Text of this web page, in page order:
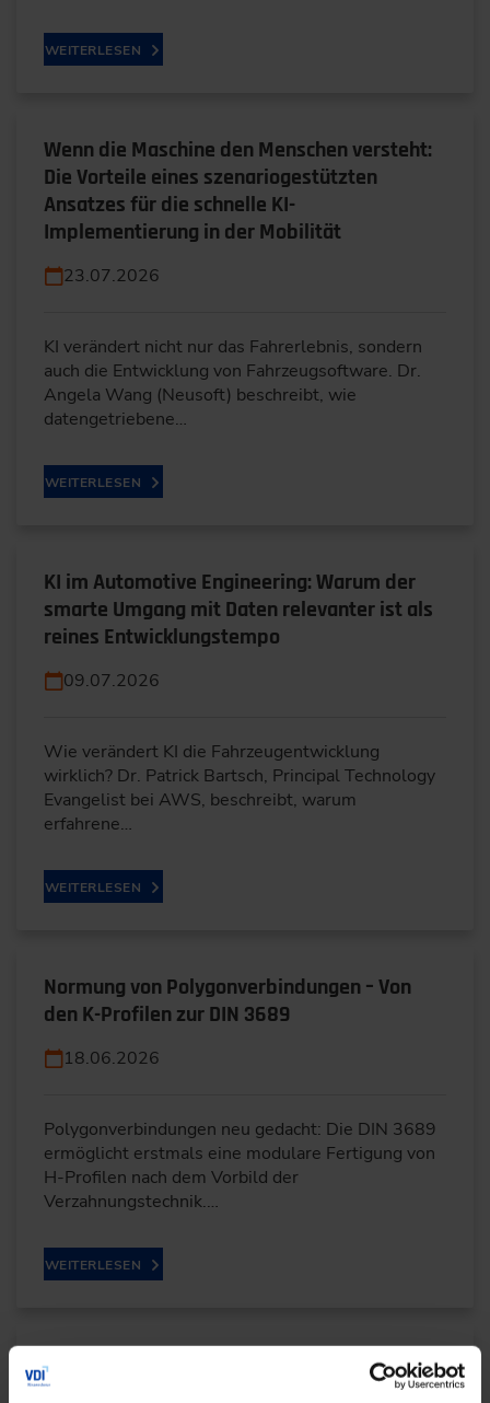
WEITERLESEN
Wenn die Maschine den Menschen versteht:
Die Vorteile eines szenariogestützten
Ansatzes für die schnelle KI-
Implementierung in der Mobilität
23.07.2026
KI verändert nicht nur das Fahrerlebnis, sondern
auch die Entwicklung von Fahrzeugsoftware. Dr.
Angela Wang (Neusoft) beschreibt, wie
datengetriebene…
WEITERLESEN
KI im Automotive Engineering: Warum der
smarte Umgang mit Daten relevanter ist als
reines Entwicklungstempo
09.07.2026
Wie verändert KI die Fahrzeugentwicklung
wirklich? Dr. Patrick Bartsch, Principal Technology
Evangelist bei AWS, beschreibt, warum
erfahrene…
WEITERLESEN
Normung von Polygonverbindungen – Von
den K-Profilen zur DIN 3689
18.06.2026
Polygonverbindungen neu gedacht: Die DIN 3689
ermöglicht erstmals eine modulare Fertigung von
H-Profilen nach dem Vorbild der
Verzahnungstechnik.…
WEITERLESEN
EUDR in der Automobilindustrie